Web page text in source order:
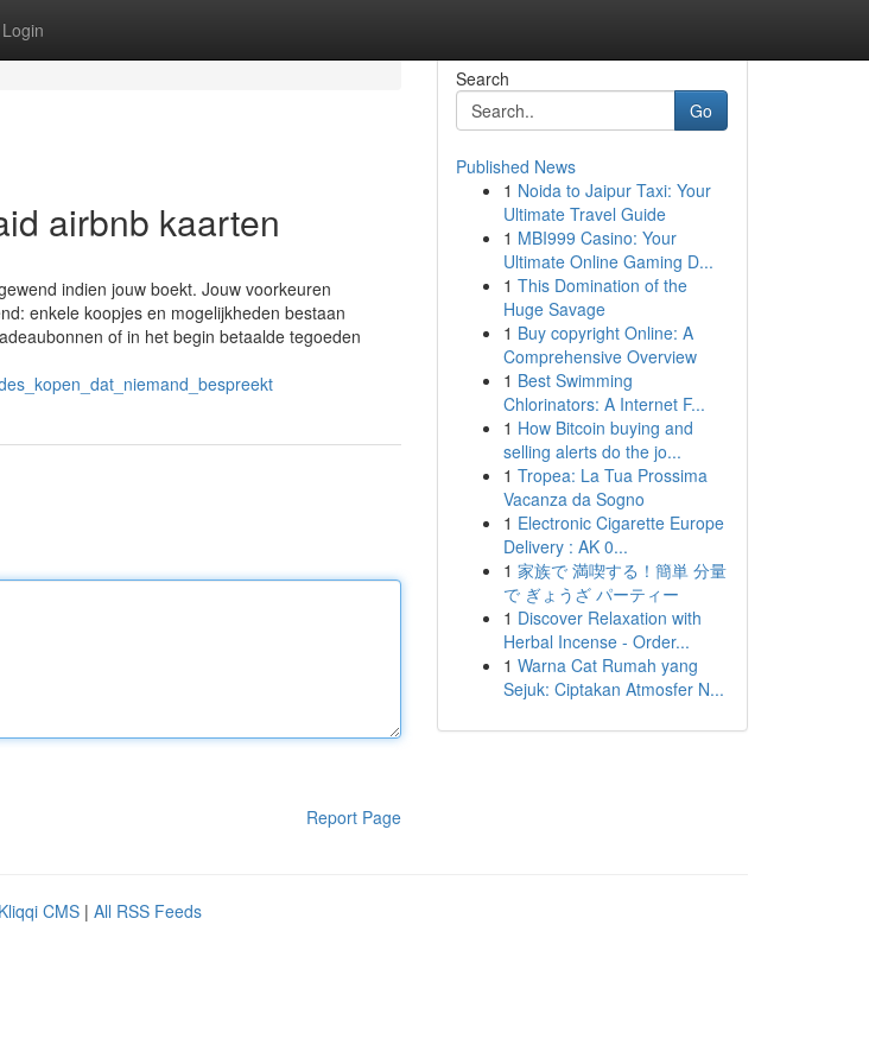
Login
airbnb kaarten
indien jouw boekt. Jouw voorkeuren
enkele koopjes en mogelijkheden bestaan
of in het begin betaalde tegoeden
Report Page
Search
Go
Published News
1 Noida to Jaipur Taxi: Your
Ultimate Travel Guide
1 MBI999 Casino: Your
Ultimate Online Gaming D...
1 This Domination of the
Huge Savage
1 Buy copyright Online: A
Comprehensive Overview
1 Best Swimming
Chlorinators: A Internet F...
1 How Bitcoin buying and
selling alerts do the jo...
1 Tropea: La Tua Prossima
Vacanza da Sogno
1 Electronic Cigarette Europe
Delivery : AK 0...
1 家族で 満喫する！簡単 分量
で ぎょうざ パーティー
1 Discover Relaxation with
Herbal Incense - Order...
1 Warna Cat Rumah yang
Sejuk: Ciptakan Atmosfer N...
Kliqqi CMS | All RSS Feeds